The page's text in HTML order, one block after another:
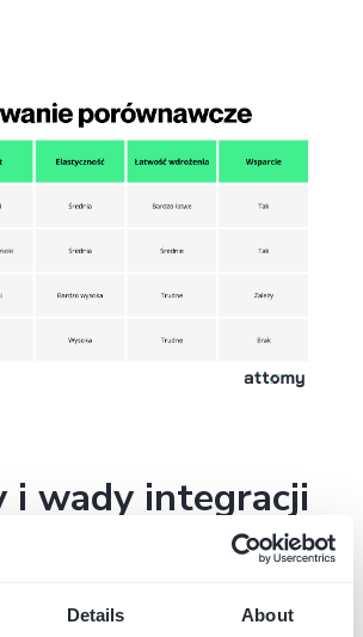
Details About
i wady integracji
+ Odoo
jako frontu